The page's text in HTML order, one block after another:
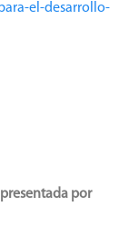
el-desarrollo-
por